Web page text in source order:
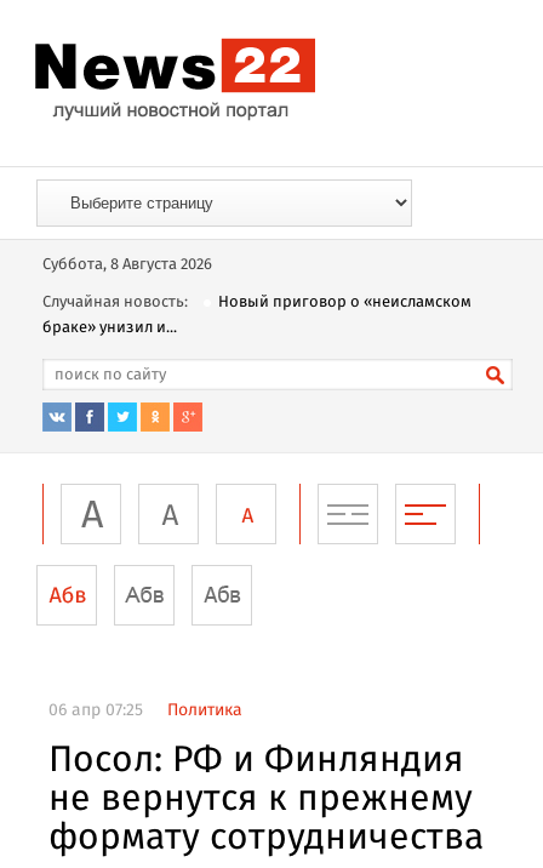
Суббота, 8 Августа 2026
Случайная новость:
Новый приговор о «неисламском
браке» унизил и...
06 апр 07:25 Политика
Посол: РФ и Финляндия
не вернутся к прежнему
формату сотрудничества